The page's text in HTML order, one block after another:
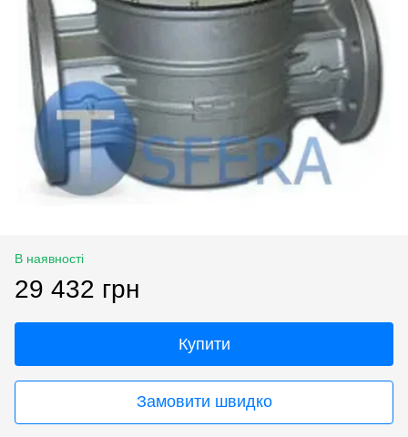
В наявності
29 432 грн
Купити
Замовити швидко